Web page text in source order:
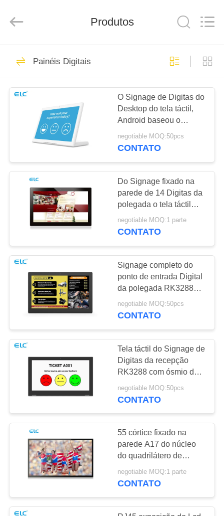
CASA
PRODUTOS
SOBRE
EXCURSÃO
FÁBRICA
CONTROLE
DA
QUALIDADE
CONTACTE-
NOS
PEÇA
UMAS
CITAÇÕES
POLÍTICA
PRIVACIDADE
Ltd..
Painéis Digitais
246
Soluções de
Exibição para
Restaurantes
28
Televisão inteligente
Sinalização de tela
sensível ao toque
85
Tablets com Luz de
Produtos
Painéis Digitais
O Signage de Digitas do
Desktop do tela táctil,
Android baseou o
Signage de Digitas para
a recepção
negotiable MOQ:50pcs
CONTATO
Do Signage fixado na
parede de 14 Digitas da
polegada o tela táctil
capacitivo Android
marca
negotiable MOQ:1 parte
CONTATO
Signage completo do
ponto de entrada Digital
da polegada RK3288
BT4.0 de HD 15,6
negotiable MOQ:50pcs
CONTATO
Tela táctil do Signage de
Digitas da recepção
RK3288 com ósmio de
Android 8,1
negotiable MOQ:50pcs
CONTATO
55 córtice fixado na
parede A17 do núcleo
do quadrilátero de
Android 8,1 da tela da
indicação digital da
negotiable MOQ:1 parte
CONTATO